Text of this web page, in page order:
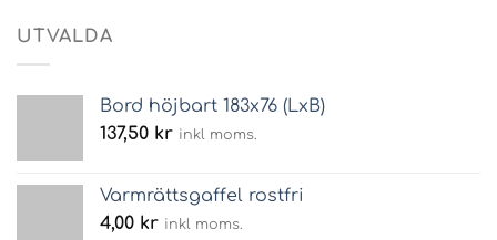
UTVALDA
Bord höjbart 183x76 (LxB)
137,50 kr inkl moms.
Varmrättsgaffel rostfri
4,00 kr inkl moms.